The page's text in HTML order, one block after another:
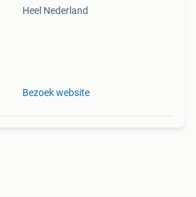
Heel Nederland
Bezoek website